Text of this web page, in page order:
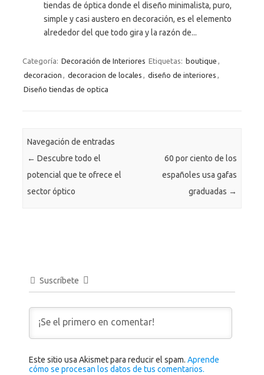
tiendas de óptica donde el diseño minimalista, puro,
simple y casi austero en decoración, es el elemento
alrededor del que todo gira y la razón de...
Categoría: Decoración de Interiores Etiquetas: boutique ,
decoracion , decoracion de locales , diseño de interiores ,
Diseño tiendas de optica
Navegación de entradas
← Descubre todo el
potencial que te ofrece el
sector óptico
60 por ciento de los
españoles usa gafas
graduadas →
Suscríbete
Este sitio usa Akismet para reducir el spam.Aprende
cómo se procesan los datos de tus comentarios.